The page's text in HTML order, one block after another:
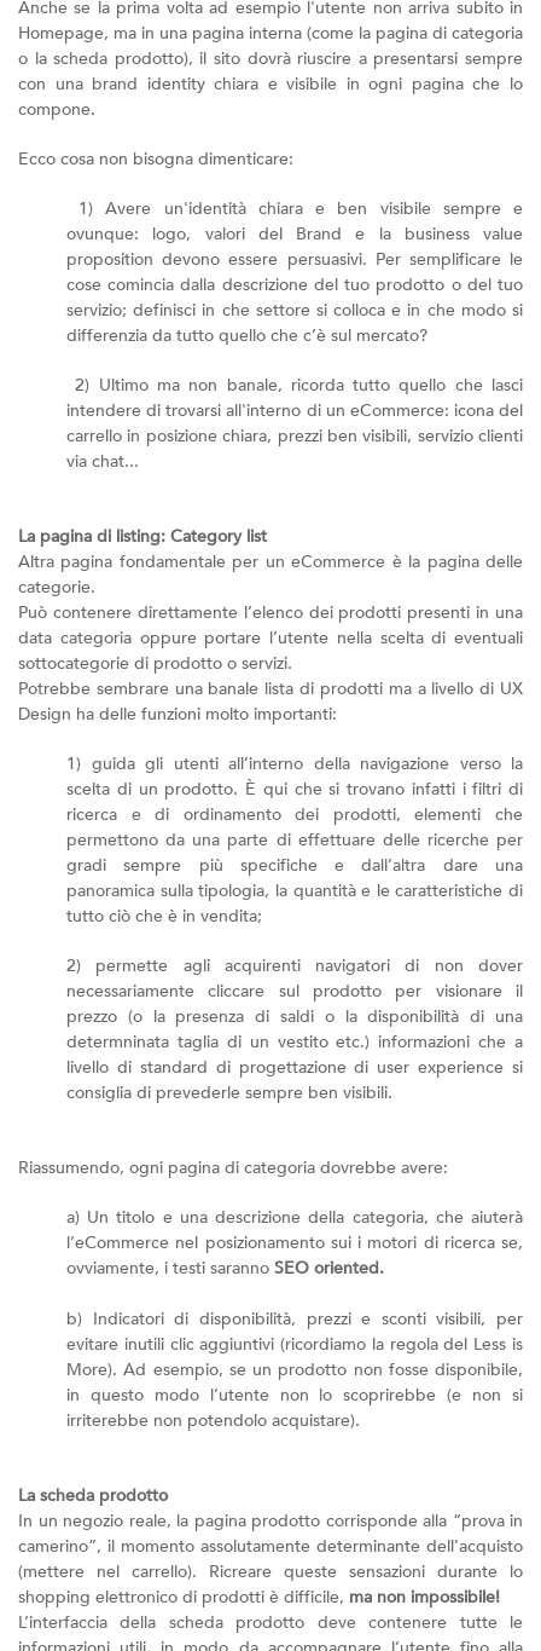
Anche se la prima volta ad esempio l'utente non arriva subito in
Homepage, ma in una pagina interna (come la pagina di categoria
o la scheda prodotto), il sito dovrà riuscire a presentarsi sempre
con una brand identity chiara e visibile in ogni pagina che lo
compone.
Ecco cosa non bisogna dimenticare:
1) Avere un'identità chiara e ben visibile sempre e
ovunque: logo, valori del Brand e la business value
proposition devono essere persuasivi. Per semplificare le
cose comincia dalla descrizione del tuo prodotto o del tuo
servizio; definisci in che settore si colloca e in che modo si
differenzia da tutto quello che c’è sul mercato?
2) Ultimo ma non banale, ricorda tutto quello che lasci
intendere di trovarsi all'interno di un eCommerce: icona del
carrello in posizione chiara, prezzi ben visibili, servizio clienti
via chat...
La pagina di listing: Category list
Altra pagina fondamentale per un eCommerce è la pagina delle
categorie.
Può contenere direttamente l’elenco dei prodotti presenti in una
data categoria oppure portare l’utente nella scelta di eventuali
sottocategorie di prodotto o servizi.
Potrebbe sembrare una banale lista di prodotti ma a livello di UX
Design ha delle funzioni molto importanti:
1) guida gli utenti all’interno della navigazione verso la
scelta di un prodotto. È qui che si trovano infatti i filtri di
ricerca e di ordinamento dei prodotti, elementi che
permettono da una parte di effettuare delle ricerche per
gradi sempre più specifiche e dall’altra dare una
panoramica sulla tipologia, la quantità e le caratteristiche di
tutto ciò che è in vendita;
2) permette agli acquirenti navigatori di non dover
necessariamente cliccare sul prodotto per visionare il
prezzo (o la presenza di saldi o la disponibilità di una
determninata taglia di un vestito etc.) informazioni che a
livello di standard di progettazione di user experience si
consiglia di prevederle sempre ben visibili.
Riassumendo, ogni pagina di categoria dovrebbe avere:
a) Un titolo e una descrizione della categoria, che aiuterà
l’eCommerce nel posizionamento sui i motori di ricerca se,
ovviamente, i testi saranno SEO oriented.
b) Indicatori di disponibilità, prezzi e sconti visibili, per
evitare inutili clic aggiuntivi (ricordiamo la regola del Less is
More). Ad esempio, se un prodotto non fosse disponibile,
in questo modo l’utente non lo scoprirebbe (e non si
irriterebbe non potendolo acquistare).
La scheda prodotto
In un negozio reale, la pagina prodotto corrisponde alla “prova in
camerino”, il momento assolutamente determinante dell'acquisto
(mettere nel carrello). Ricreare queste sensazioni durante lo
shopping elettronico di prodotti è difficile, ma non impossibile!
L’interfaccia della scheda prodotto deve contenere tutte le